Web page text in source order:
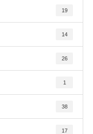
19
14
26
1
38
17